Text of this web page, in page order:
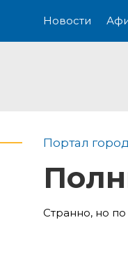
Новости
Портал
Странно, но